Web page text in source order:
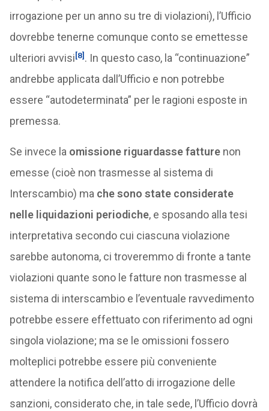
irrogazione per un anno su tre di violazioni), l’Ufficio
dovrebbe tenerne comunque conto se emettesse
ulteriori avvisi[8] . In questo caso, la “continuazione”
andrebbe applicata dall’Ufficio e non potrebbe
essere “autodeterminata” per le ragioni esposte in
premessa.
Se invece laomissione riguardasse fatturenon
emesse (cioè non trasmesse al sistema di
Interscambio) ma che sono state considerate
nelle liquidazioni periodiche, e sposando alla tesi
interpretativa secondo cui ciascuna violazione
sarebbe autonoma, ci troveremmo di fronte a tante
violazioni quante sono le fatture non trasmesse al
sistema di interscambio e l’eventuale ravvedimento
potrebbe essere effettuato con riferimento ad ogni
singola violazione; ma se le omissioni fossero
molteplici potrebbe essere più conveniente
attendere la notifica dell’atto di irrogazione delle
sanzioni, considerato che, in tale sede, l’Ufficio dovrà